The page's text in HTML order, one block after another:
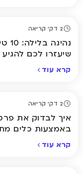
2 דק' קריאה
שיעזרו לכם
קרא עוד
2 דק' קריאה
איך לבדוק את
באמצעות כלים
קרא עוד